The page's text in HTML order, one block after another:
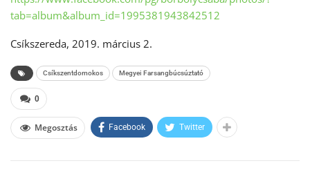
tab=album&album_id=1995381943842512
Csíkszereda, 2019. március 2.
Csíkszentdomokos Megyei Farsangbúcsúztató
0
Megosztás Facebook Twitter